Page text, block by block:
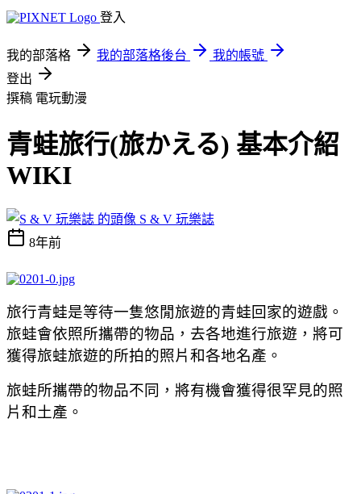
登入
我的部落格 我的部落格後台
我的帳號
登出
撰稿 電玩動漫
青蛙旅行(旅かえる) 基本介紹
WIKI
S & V 玩樂誌
8年前
旅行青蛙是等待一隻悠閒旅遊的青蛙回家的遊戲。
旅蛙會依照所攜帶的物品，去各地進行旅遊，將可
獲得旅蛙旅遊的所拍的照片和各地名產。
旅蛙所攜帶的物品不同，將有機會獲得很罕見的照
片和土產。